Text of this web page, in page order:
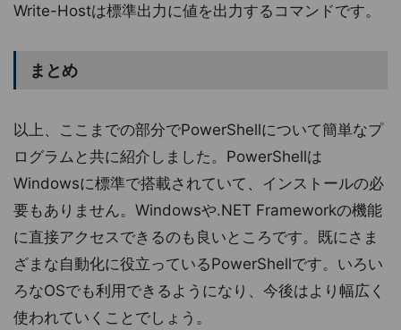
Write-Hostは標準出力に値を出力するコマンドです。
まとめ
以上、ここまでの部分でPowerShellについて簡単なプ
ログラムと共に紹介しました。PowerShellは
Windowsに標準で搭載されていて、インストールの必
要もありません。Windowsや.NET Frameworkの機能
に直接アクセスできるのも良いところです。既にさま
ざまな自動化に役立っているPowerShellです。いろい
ろなOSでも利用できるようになり、今後はより幅広く
使われていくことでしょう。